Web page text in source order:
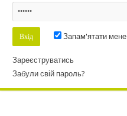
Запам'ятати мене
Зареєструватись
Забули свій пароль?